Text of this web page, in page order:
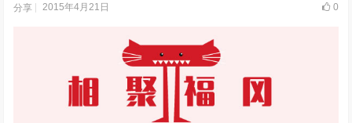
分享 2015年4月21日 0